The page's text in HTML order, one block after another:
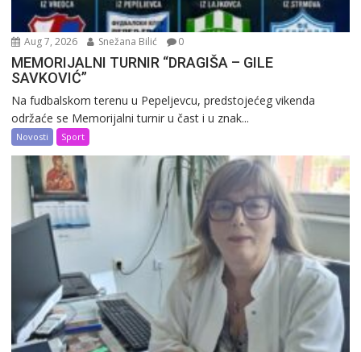
Aug 7, 2026 Snežana Bilić 0
MEMORIJALNI TURNIR “DRAGIŠA – GILE
SAVKOVIĆ”
Na fudbalskom terenu u Pepeljevcu, predstojećeg vikenda
održaće se Memorijalni turnir u čast i u znak...
Novosti Sport